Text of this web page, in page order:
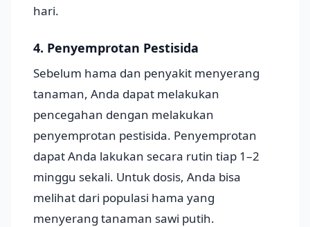
hari.
4. Penyemprotan Pestisida
Sebelum hama dan penyakit menyerang
tanaman, Anda dapat melakukan
pencegahan dengan melakukan
penyemprotan pestisida. Penyemprotan
dapat Anda lakukan secara rutin tiap 1–2
minggu sekali. Untuk dosis, Anda bisa
melihat dari populasi hama yang
menyerang tanaman sawi putih.